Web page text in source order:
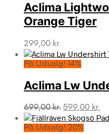
Aclima
Orange Tiger
299,00 kr.
På Udsalg! 14%
Aclima Lw
699,00kr. Den
oprindelige
pris
599,00 kr.
På Udsalg! 20%